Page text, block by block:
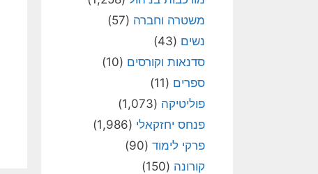
משטרה וחברה (57)
נשים (43)
סדנאות וקורסים (10)
ספרים (11)
פוליטיקה (1,073)
פנחס יחזקאלי (1,986)
פרקי לימוד (90)
קורונה (150)